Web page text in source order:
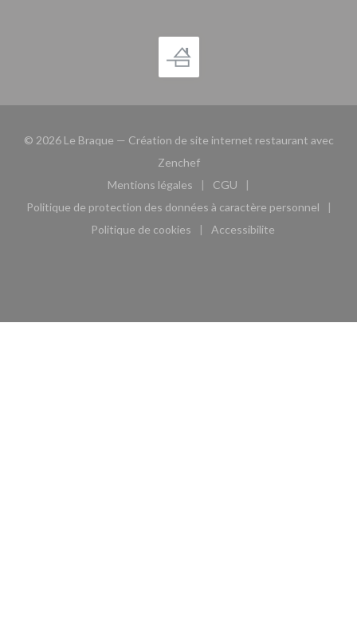
© 2026 Le Braque — Création de site internet restaurant avec
Zenchef((ouvre une nouvelle fenêtre))
Mentions légales
((ouvre une nouvelle fenêtre))
CGU
((ouvre une nouvelle
Politique de protection des données à caractère personnel
((ouvre une nouvelle fenêtre))
Politique de cookies
((ouvre une nouvelle fenêtre))
Accessibilite